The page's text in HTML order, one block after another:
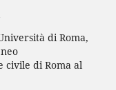
di Roma,
civile di Roma al